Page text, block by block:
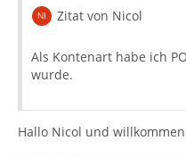
Zitat von Nicol
Als Kontenart habe ich
wurde.
Hallo Nicol und